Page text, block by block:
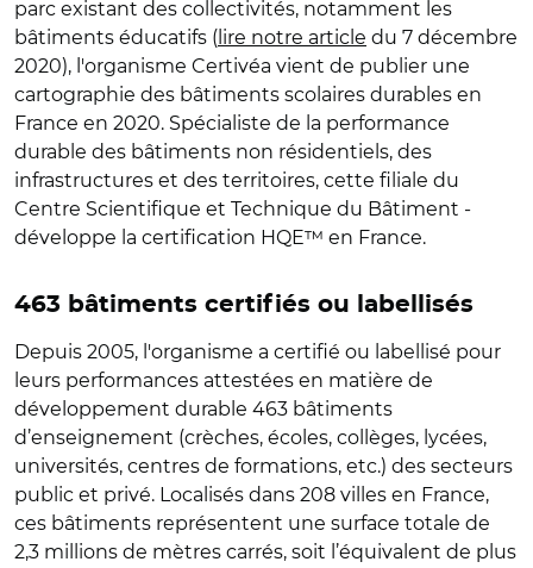
parc existant des collectivités, notamment les
bâtiments éducatifs ( lire notre article du 7 décembre
2020), l'organisme Certivéa vient de publier une
cartographie des bâtiments scolaires durables en
France en 2020. Spécialiste de la performance
durable des bâtiments non résidentiels, des
infrastructures et des territoires, cette filiale du
Centre Scientifique et Technique du Bâtiment -
développe la certification HQE™ en France.
463 bâtiments certifiés ou labellisés
Depuis 2005, l'organisme a certifié ou labellisé pour
leurs performances attestées en matière de
développement durable 463 bâtiments
d’enseignement (crèches, écoles, collèges, lycées,
universités, centres de formations, etc.) des secteurs
public et privé. Localisés dans 208 villes en France,
ces bâtiments représentent une surface totale de
2,3 millions de mètres carrés, soit l’équivalent de plus